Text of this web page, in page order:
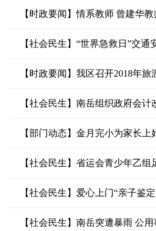
【时政要闻】情系教师 曾建华
【社会民生】“世界急救日”交
【时政要闻】我区召开2018年
【社会民生】南岳组织政府会计
【部门动态】金月完小为家长上
【社会民生】省运会青少年乙
【社会民生】爱心上门“亲子鉴
【社会民生】南岳突遭暴雨 公